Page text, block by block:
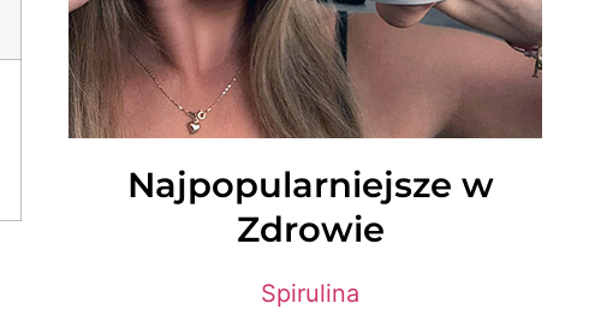
Najpopularniejsze w
Zdrowie
Spirulina